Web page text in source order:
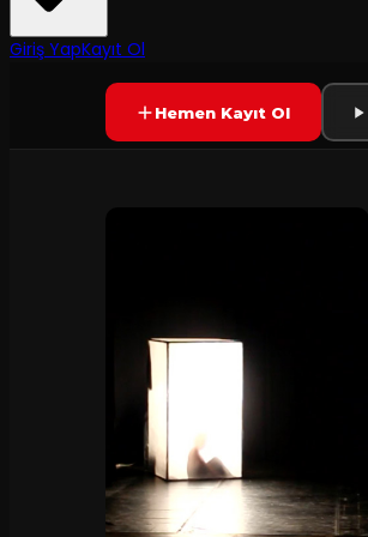
Giriş YapKayıt OlYAKINDA
Hemen Kayıt Ol